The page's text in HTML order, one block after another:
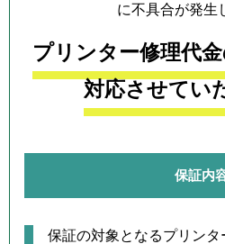
に不具合が発生
プリンター修理代
対応させてい
保証内
保証の対象となるプリンタ